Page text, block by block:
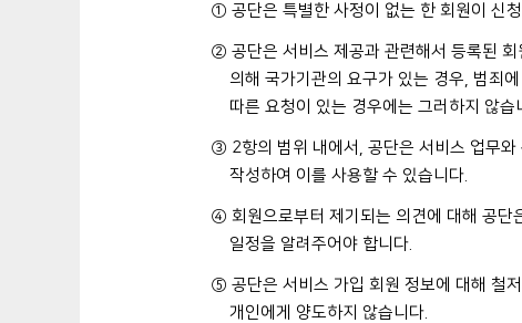
① 공단은 특별한 사정이 없는 한 회원이 신
② 공단은 서비스 제공과 관련해서 등록된 회
의해 국가기관의 요구가 있는 경우, 범죄
따른 요청이 있는 경우에는 그러하지 않습
③ 2항의 범위 내에서, 공단은 서비스 업무와
작성하여 이를 사용할 수 있습니다.
④ 회원으로부터 제기되는 의견에 대해 공단
일정을 알려주어야 합니다.
⑤ 공단은 서비스 가입 회원 정보에 대해 철
개인에게 양도하지 않습니다.